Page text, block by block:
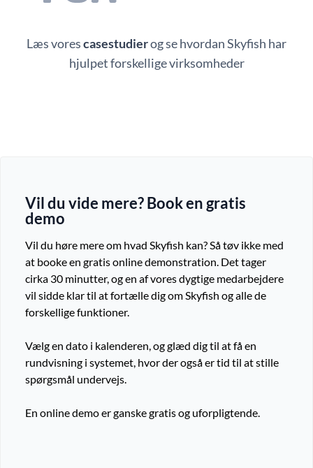
Læs vorescasestudierog se hvordan Skyfish har
hjulpet forskellige virksomheder
Vil du vide mere? Book en gratis
demo
Vil du høre mere om hvad Skyfish kan?Så tøv ikke med
at booke en gratis online demonstration. Det tager
cirka 30 minutter, og en af vores dygtige medarbejdere
vil sidde klar til at fortælle dig om Skyfish og alle de
forskellige funktioner.
Vælg en dato i kalenderen, og glæd dig til at få en
rundvisning i systemet, hvor der også er tid til at stille
spørgsmål undervejs.
En online demo er ganske gratis og uforpligtende.